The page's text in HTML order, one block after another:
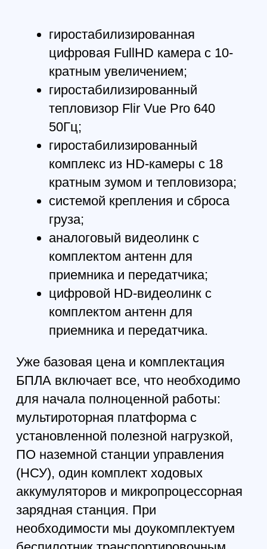
серию полетных испытаний.
карбоновая разборная рама
октокоптера
Двигательэлектродвигатели (4
прямого и 4 обратного вращения)
Время полета60 минут
Скорость полета0 - 60 км/ч (36 км/ч
рекомендованная)
Масса полезной нагрузки
Штатная полезная нагрузка
гиростабилизированная камера Ricoh
одночастотный, односистемный
/двухчастотный мультисистемный
Рабочая высота 0 — 2000 м
Максимальная взлетная масса 12 кг
Температурный диапазон -20ºС ...
Ветровая нагрузкадо 10 м/сек
Максимальный маршрут
30 км
Взлетавтоматический, вертикальный
Посадка автоматическая,
НСУна базе ноубука
Ходовые аккумуляторы42000 mAh
Зарядная станция
микропроцессорное универсальное
зарядное устройство в
транспортировочном кейсе
Гарантия 12 месяцев или 75 полетов,
в зависимости от того, что наступит
раньше
Комплект поставкиБПЛА с ГНСС-
оборудованием и цифровым